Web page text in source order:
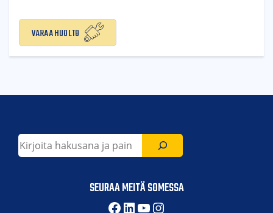
Varaa huolto
Etsi
SEURAA MEITÄ SOMESSA
Facebook
LinkedIn
YouTube
Instagram